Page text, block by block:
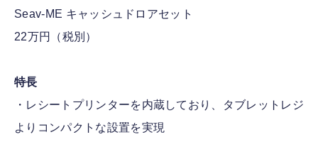
Seav-ME キャッシュドロアセット
22万円（税別）
特長
・レシートプリンターを内蔵しており、タブレットレジ
よりコンパクトな設置を実現